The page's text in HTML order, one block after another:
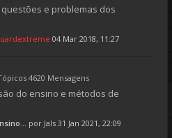
e problemas dos
04 Mar 2018, 11:27
4620 Mensagens
do ensino e métodos de
por Jals 31 Jan 2021, 22:09